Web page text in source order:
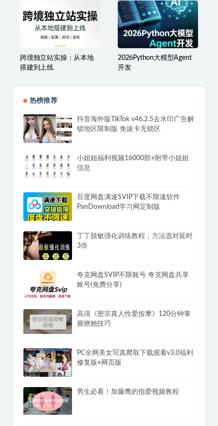
率翻倍
跨境独立站实操：从本地
搭建到上线
2026Python大模型Agent
开发
热榜推荐
抖音海外版TikTok v46.2.5去水印广告解
锁地区限制版 免拔卡无锁区
小姐姐福利视频16000部+附带小姐姐
信息
百度网盘满速SVIP下载不限速软件
PanDownload学习网定制版
丁丁脱敏强化训练教程，方法选对延时
3倍
夸克网盘SVIP不限账号 夸克网盘共享
账号(免费分享)
高清《密宗真人性爱按摩》120分钟掌
握撩她技巧
PC全网美女写真爬取下载观看v3.0福利
修复版+网页版
男生必看！加藤鹰的指爱视频教程